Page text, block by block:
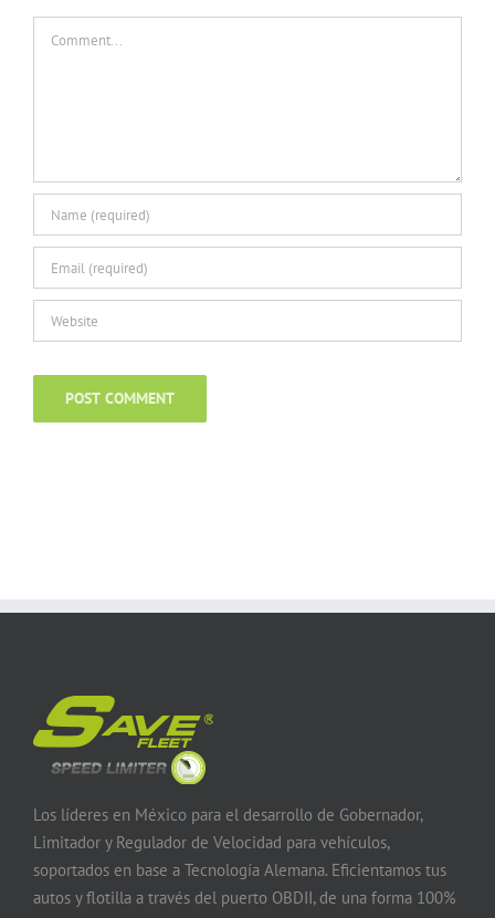
Los líderes en México para el desarrollo de Gobernador,
Limitador y Regulador de Velocidad para vehículos,
soportados en base a Tecnología Alemana. Eficientamos tus
autos y flotilla a través del puerto OBDII, de una forma 100%